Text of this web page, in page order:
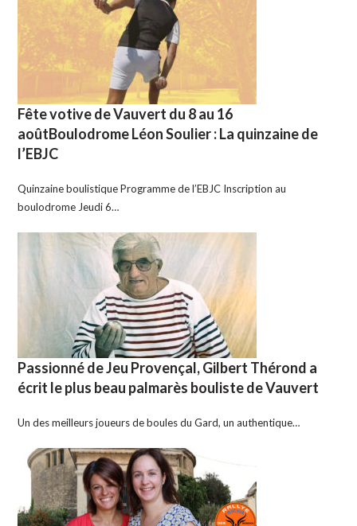
Fête votive de Vauvert du 8 au 16
aoûtBoulodrome Léon Soulier : La quinzaine de
l’EBJC
Quinzaine boulistique Programme de l’EBJC Inscription au
boulodrome Jeudi 6…
Passionné de Jeu Provençal, Gilbert Thérond a
écrit le plus beau palmarès bouliste de Vauvert
Un des meilleurs joueurs de boules du Gard, un authentique…